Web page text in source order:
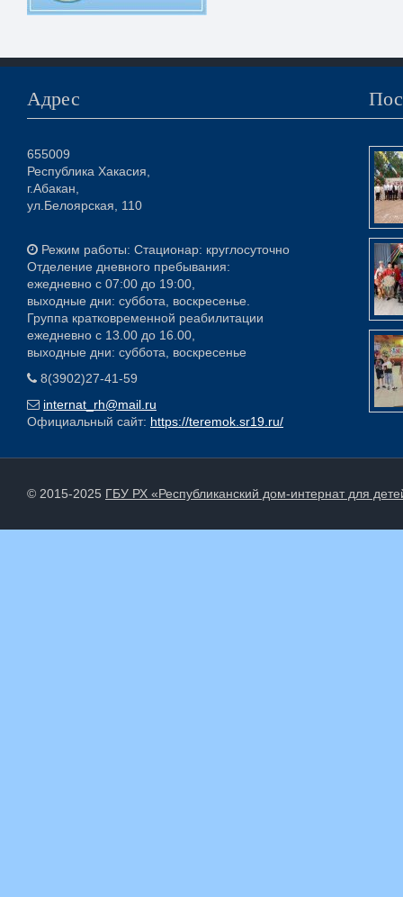
Адрес
655009
Республика Хакасия,
г.Абакан,
ул.Белоярская, 110
Режим работы: Стационар: круглосуточно
Отделение дневного пребывания:
ежедневно с 07:00 до 19:00,
выходные дни: суббота, воскресенье.
Группа кратковременной реабилитации
ежедневно с 13.00 до 16.00,
выходные дни: суббота, воскресенье
8(3902)27-41-59
internat_rh@mail.ru
Официальный сайт: https://teremok.sr19.ru/
© 2015-2025 ГБУ РХ «Республиканский дом-интернат для